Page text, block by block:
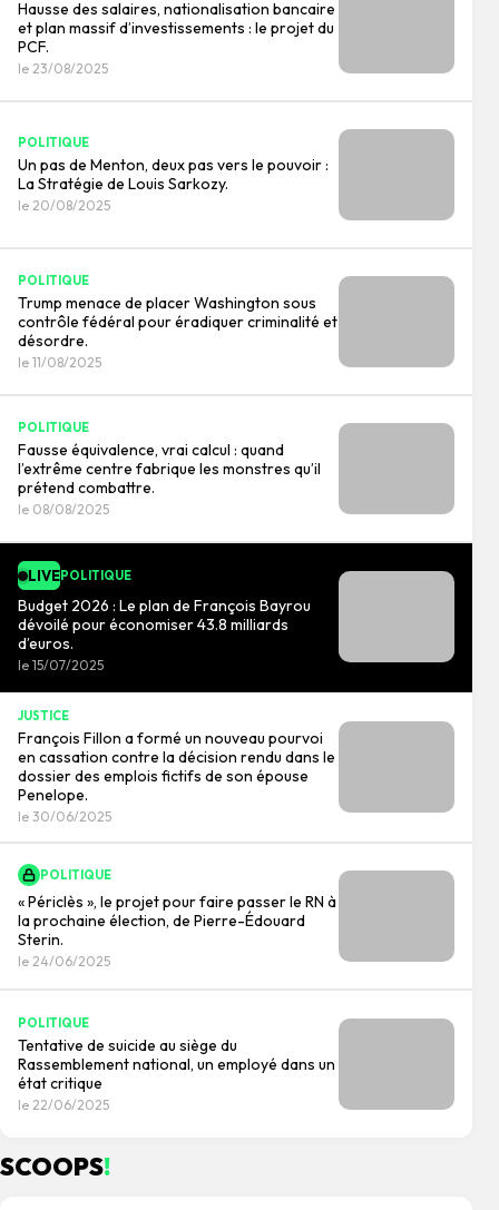
Hausse des salaires, nationalisation bancaire
et plan massif d’investissements : le projet du
PCF.
le 23/08/2025
POLITIQUE
Un pas de Menton, deux pas vers le pouvoir :
La Stratégie de Louis Sarkozy.
le 20/08/2025
POLITIQUE
Trump menace de placer Washington sous
contrôle fédéral pour éradiquer criminalité et
désordre.
le 11/08/2025
POLITIQUE
Fausse équivalence, vrai calcul : quand
l’extrême centre fabrique les monstres qu’il
prétend combattre.
le 08/08/2025
LIVEPOLITIQUE
Budget 2026 : Le plan de François Bayrou
dévoilé pour économiser 43.8 milliards
d’euros.
le 15/07/2025
JUSTICE
François Fillon a formé un nouveau pourvoi
en cassation contre la décision rendu dans le
dossier des emplois fictifs de son épouse
Penelope.
le 30/06/2025
POLITIQUE
« Périclès », le projet pour faire passer le RN à
la prochaine élection, de Pierre-Édouard
Sterin.
le 24/06/2025
POLITIQUE
Tentative de suicide au siège du
Rassemblement national, un employé dans un
état critique
le 22/06/2025
SCOOPS!